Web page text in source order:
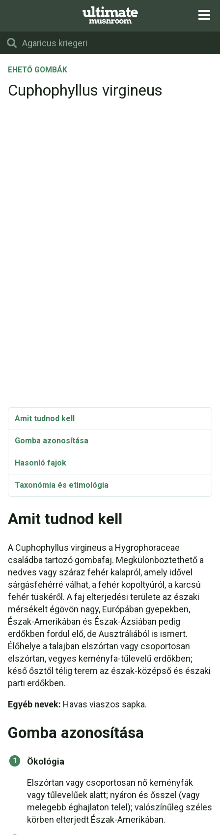
EHETŐ GOMBÁK
Cuphophyllus virgineus
Amit tudnod kell
Gomba azonosítása
Hasonló fajok
Taxonómia és etimológia
Amit tudnod kell
A Cuphophyllus virgineus a Hygrophoraceae
családba tartozó gombafaj. Megkülönböztethető a
nedves vagy száraz fehér kalapról, amely idővel
sárgásfehérré válhat, a fehér kopoltyúról, a karcsú
fehér tüskéről. A faj elterjedési területe az északi
mérsékelt égövön nagy, Európában gyepekben,
Észak-Amerikában és Észak-Ázsiában pedig
erdőkben fordul elő, de Ausztráliából is ismert.
Élőhelye a talajban elszórtan vagy csoportosan
elszórtan, vegyes keményfa-tűlevelű erdőkben;
késő ősztől télig terem az észak-középső és északi
parti erdőkben.
Egyéb nevek: Havas viaszos sapka.
Gomba azonosítása
Ökológia
Elszórtan vagy csoportosan nő keményfák
vagy tűlevelűek alatt; nyáron és ősszel (vagy
melegebb éghajlaton telel); valószínűleg széles
körben elterjedt Észak-Amerikában.